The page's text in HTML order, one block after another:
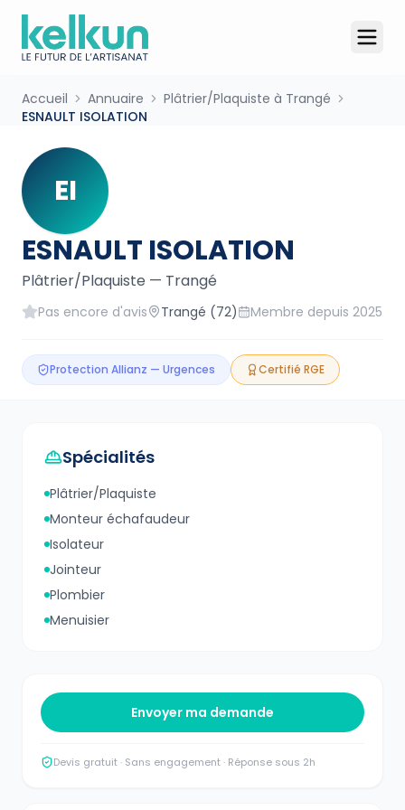
Accueil Annuaire
Plâtrier/Plaquiste à Trangé
ESNAULT ISOLATION
EI
ESNAULT ISOLATION
Plâtrier/Plaquiste — Trangé
Pas encore d'avis Trangé (72) Membre depuis 2025
Protection Allianz — Urgences Certifié RGE
Spécialités
Plâtrier/Plaquiste
Monteur échafaudeur
Isolateur
Jointeur
Plombier
Menuisier
Envoyer ma demande
Devis gratuit · Sans engagement · Réponse sous 2h